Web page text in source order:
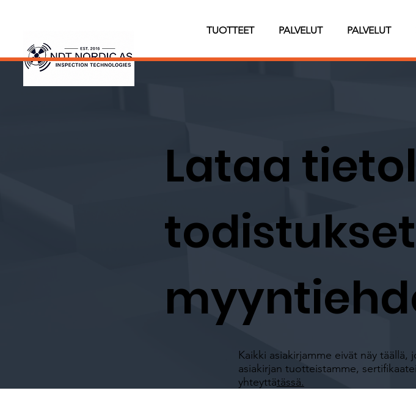
TUOTTEET PALVELUT
PALVELUT
Lataa
Kaikki asiakirjamme eivät näy
asiakirjan tuotteistamme,
yhteyttätässä.